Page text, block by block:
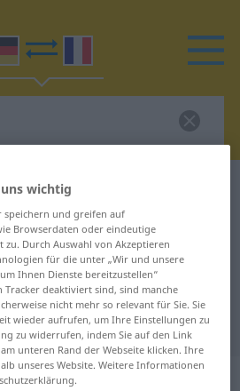
Wörterbuch
Übersetzung
: Adjektiv
wichtig
speichern und greifen auf
Browserdaten oder eindeutige
zu. Durch Auswahl von Akzeptieren
für die unter „Wir und unsere
Ihnen Dienste bereitzustellen“
Tracker deaktiviert sind, sind manche
nicht mehr so relevant für Sie. Sie
wieder aufrufen, um Ihre Einstellungen zu
zu widerrufen, indem Sie auf den Link
unteren Rand der Webseite klicken. Ihre
unseres Website. Weitere Informationen